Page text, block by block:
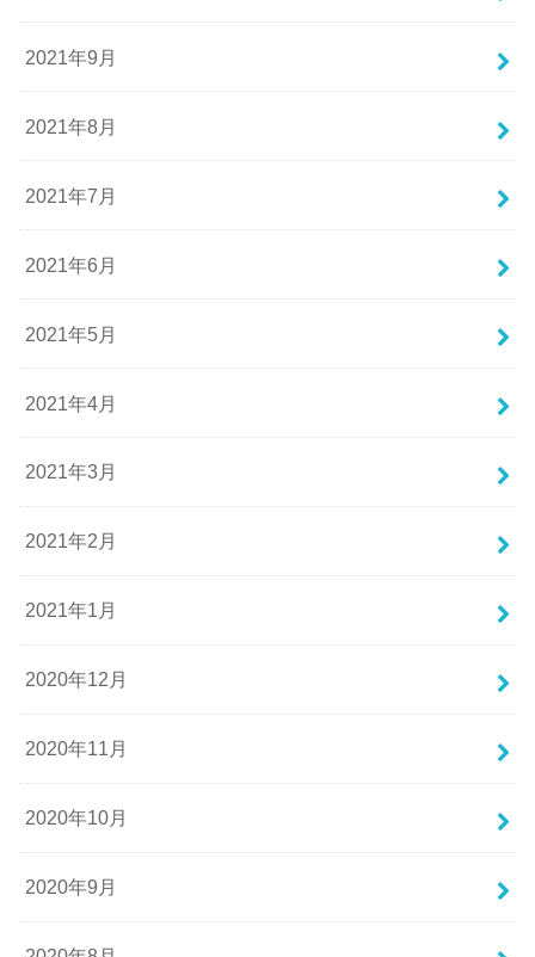
2021年9月
2021年8月
2021年7月
2021年6月
2021年5月
2021年4月
2021年3月
2021年2月
2021年1月
2020年12月
2020年11月
2020年10月
2020年9月